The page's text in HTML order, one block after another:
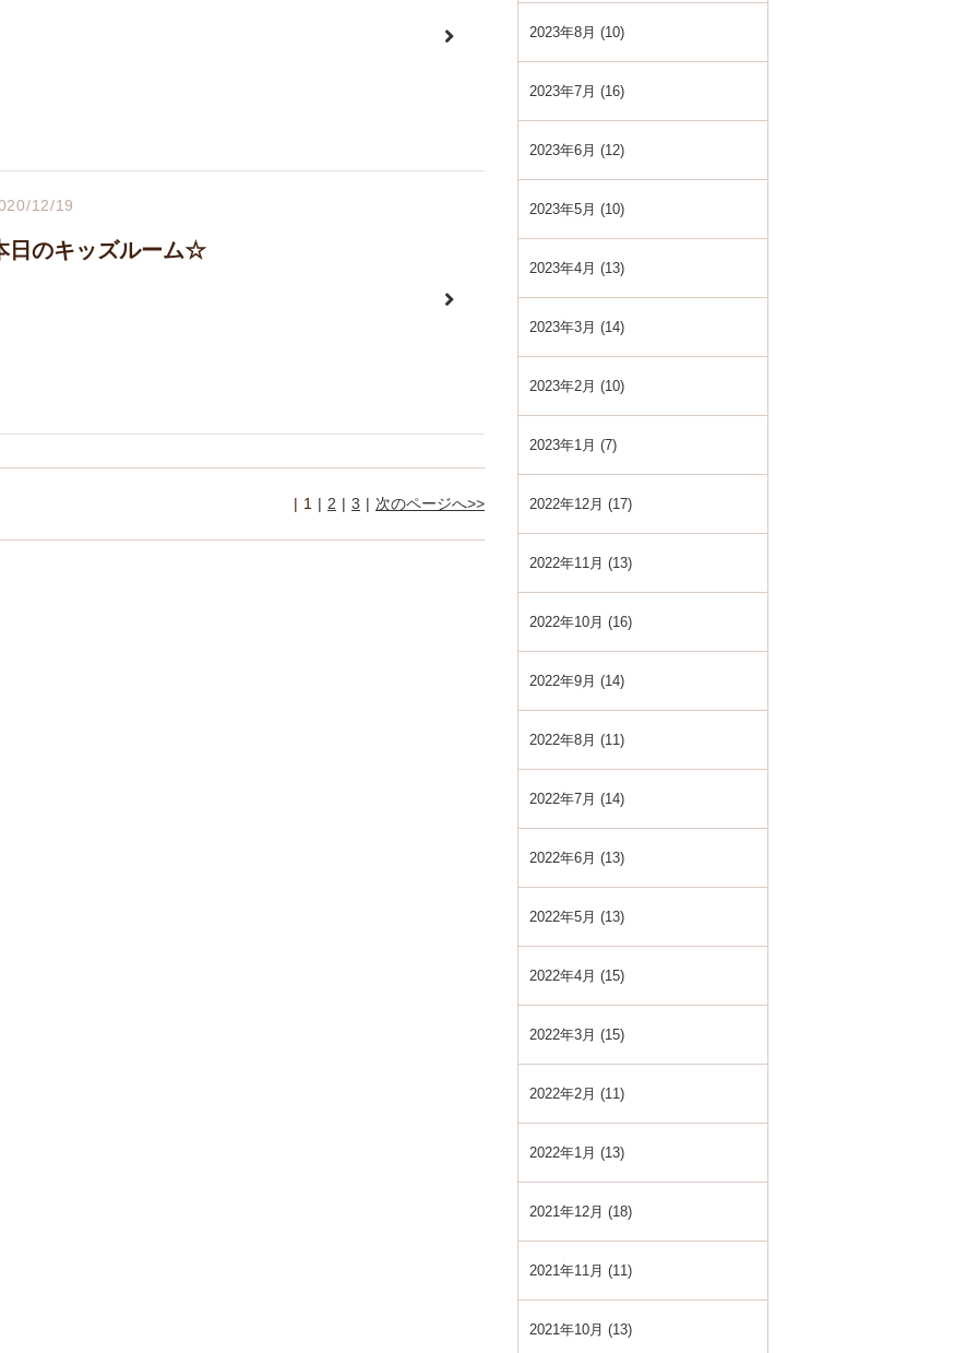
12/19
日のキッズルーム☆
1 2 3 次のページへ>>
2023年8月 (10)
2023年7月 (16)
2023年6月 (12)
2023年5月 (10)
2023年4月 (13)
2023年3月 (14)
2023年2月 (10)
2023年1月 (7)
2022年12月 (17)
2022年11月 (13)
2022年10月 (16)
2022年9月 (14)
2022年8月 (11)
2022年7月 (14)
2022年6月 (13)
2022年5月 (13)
2022年4月 (15)
2022年3月 (15)
2022年2月 (11)
2022年1月 (13)
2021年12月 (18)
2021年11月 (11)
2021年10月 (13)